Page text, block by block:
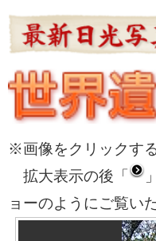
※画像をクリックす
拡大表示の後「
ョーのようにご覧い